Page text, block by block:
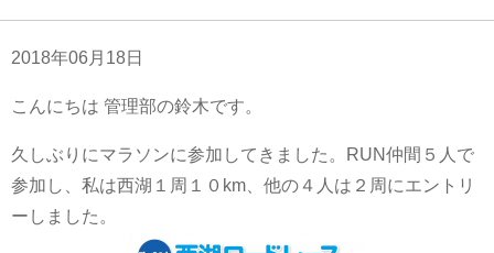
2018年06月18日
こんにちは 管理部の鈴木です。
久しぶりにマラソンに参加してきました。RUN仲間５人で
参加し、私は西湖１周１０km、他の４人は２周にエントリ
ーしました。